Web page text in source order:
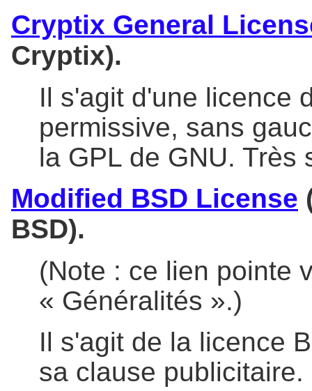
Cryptix General
Cryptix).
Il s'agit d'une licence
permissive, sans
la GPL de GNU. Très
Modified BSD License
BSD).
(Note : ce lien pointe
« Généralités ».)
Il s'agit de la licence
sa clause